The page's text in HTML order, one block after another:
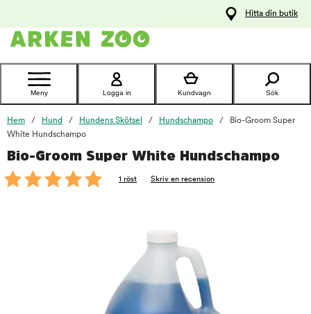
Kontakta
Hitta din butik
Meny Logga in Kundvagn Sök
Hem Hund Hundens Skötsel Hundschampo
Bio-Groom Super
White Hundschampo
Bio-Groom Super White Hundschampo
1 röst Skriv en recension
foo